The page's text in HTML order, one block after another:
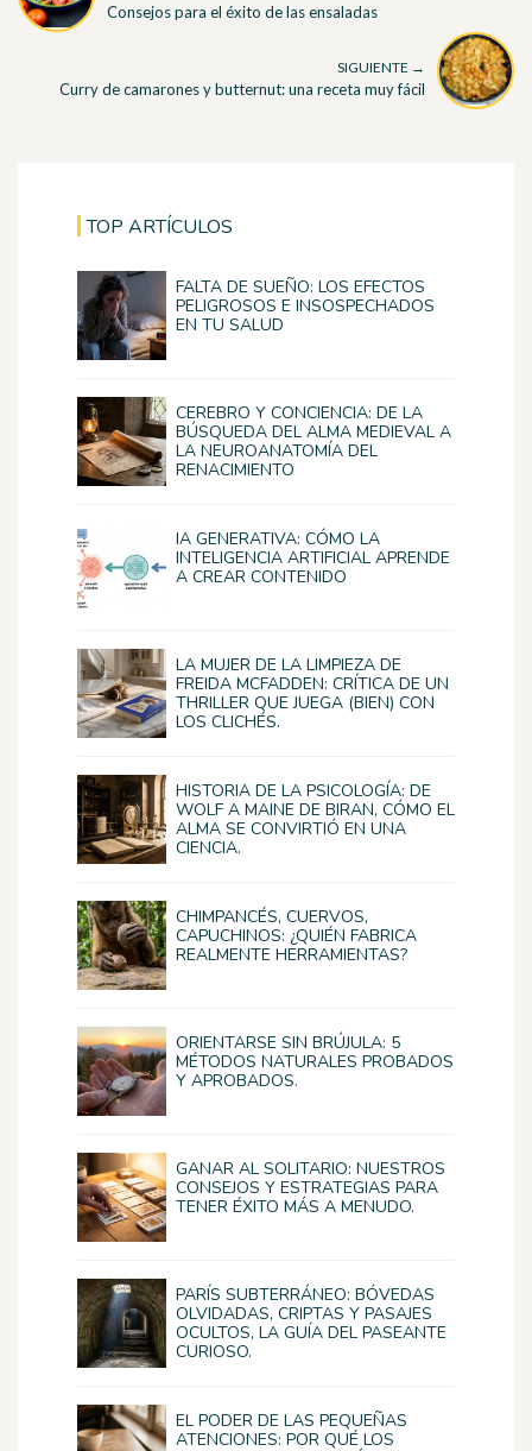
Consejos para el éxito de las ensaladas
SIGUIENTE →
Curry de camarones y butternut: una receta muy fácil
TOP ARTÍCULOS
FALTA DE SUEÑO: LOS EFECTOS
PELIGROSOS E INSOSPECHADOS
EN TU SALUD
CEREBRO Y CONCIENCIA: DE LA
BÚSQUEDA DEL ALMA MEDIEVAL A
LA NEUROANATOMÍA DEL
RENACIMIENTO
IA GENERATIVA: CÓMO LA
INTELIGENCIA ARTIFICIAL APRENDE
A CREAR CONTENIDO
LA MUJER DE LA LIMPIEZA DE
FREIDA MCFADDEN: CRÍTICA DE UN
THRILLER QUE JUEGA (BIEN) CON
LOS CLICHÉS.
HISTORIA DE LA PSICOLOGÍA: DE
WOLF A MAINE DE BIRAN, CÓMO EL
ALMA SE CONVIRTIÓ EN UNA
CIENCIA.
CHIMPANCÉS, CUERVOS,
CAPUCHINOS: ¿QUIÉN FABRICA
REALMENTE HERRAMIENTAS?
ORIENTARSE SIN BRÚJULA: 5
MÉTODOS NATURALES PROBADOS
Y APROBADOS.
GANAR AL SOLITARIO: NUESTROS
CONSEJOS Y ESTRATEGIAS PARA
TENER ÉXITO MÁS A MENUDO.
PARÍS SUBTERRÁNEO: BÓVEDAS
OLVIDADAS, CRIPTAS Y PASAJES
OCULTOS, LA GUÍA DEL PASEANTE
CURIOSO.
EL PODER DE LAS PEQUEÑAS
ATENCIONES: POR QUÉ LOS